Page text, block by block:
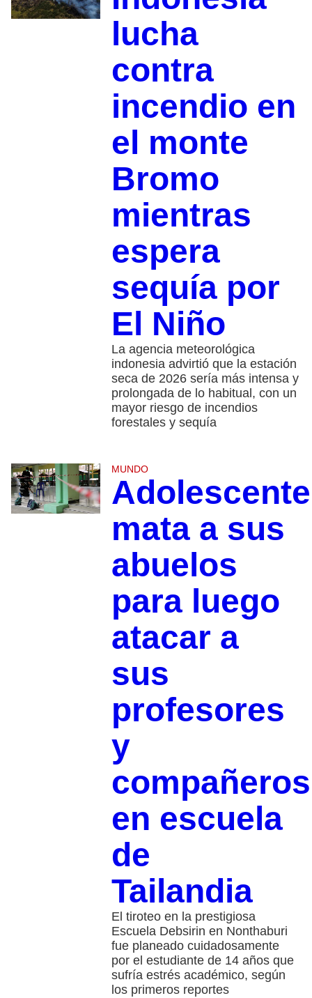
lucha
contra
incendio en
el monte
Bromo
mientras
espera
sequía por
El Niño
La agencia meteorológica
indonesia advirtió que la estación
seca de 2026 sería más intensa y
prolongada de lo habitual, con un
mayor riesgo de incendios
forestales y sequía
MUNDO
Adolescente
mata a sus
abuelos
para luego
atacar a
sus
profesores
y
compañeros
en escuela
de
Tailandia
El tiroteo en la prestigiosa
Escuela Debsirin en Nonthaburi
fue planeado cuidadosamente
por el estudiante de 14 años que
sufría estrés académico, según
los primeros reportes